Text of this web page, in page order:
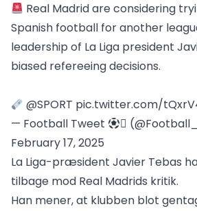
Real Madrid are considering
Spanish football for another
leadership of La Liga president
biased refereeing decisions.
@SPORT pic.twitter.com/
— Football Tweet

February 17, 2025
La Liga-præsident Javier Tebas
tilbage mod Real Madrids kritik.
Han mener, at klubben blot